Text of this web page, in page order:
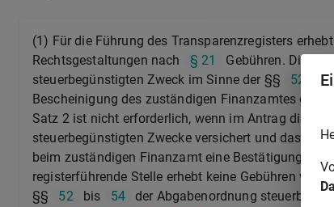
(1) Für die Führung des Transparenzregisters
Rechtsgestaltungen nach
§ 21 Gebühren. Dies
steuerbegünstigten Zweck im Sinne der §§
52
Bescheinigung des zuständigen Finanzamtes
Satz 2 ist nicht erforderlich, wenn im Antrag die
steuerbegünstigten Zwecke versichert und das
beim zuständigen Finanzamt eine Bestätigung der
registerführende Stelle erhebt keine Gebühren von
§§
52 bis 54
der Abgabenordnung